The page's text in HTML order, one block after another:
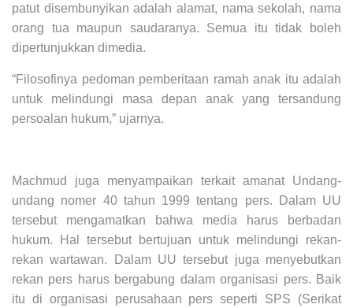
patut disembunyikan adalah alamat, nama sekolah, nama
orang tua maupun saudaranya. Semua itu tidak boleh
dipertunjukkan dimedia.
“Filosofinya pedoman pemberitaan ramah anak itu adalah
untuk melindungi masa depan anak yang tersandung
persoalan hukum,” ujarnya.
Machmud juga menyampaikan terkait amanat Undang-
undang nomer 40 tahun 1999 tentang pers. Dalam UU
tersebut mengamatkan bahwa media harus berbadan
hukum. Hal tersebut bertujuan untuk melindungi rekan-
rekan wartawan. Dalam UU tersebut juga menyebutkan
rekan pers harus bergabung dalam organisasi pers. Baik
itu di organisasi perusahaan pers seperti SPS (Serikat